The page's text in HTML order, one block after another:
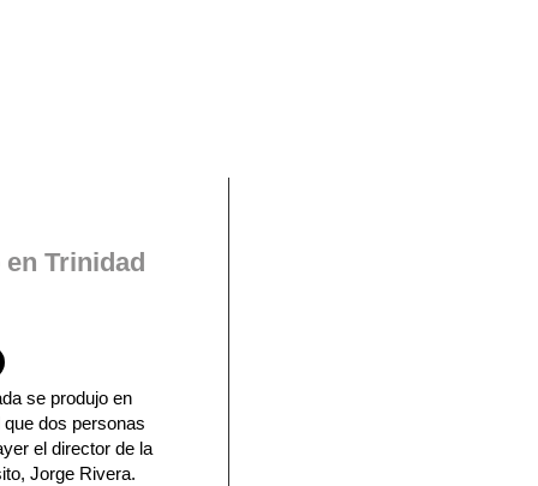
Trinidad
se produjo en
dos personas
el director de la
Jorge Rivera.